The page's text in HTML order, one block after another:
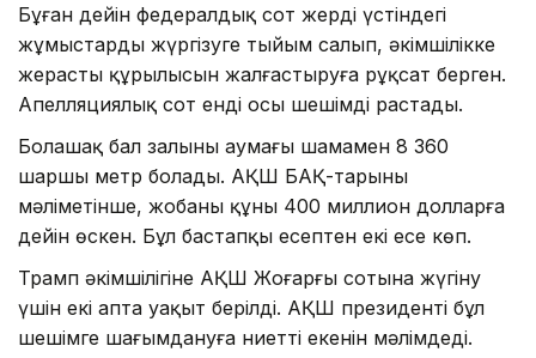
Бұған дейін федералдық сот жердің үстіндегі
жұмыстарды жүргізуге тыйым салып, әкімшілікке
жерасты құрылысын жалғастыруға рұқсат берген.
Апелляциялық сот енді осы шешімді растады.
Болашақ бал залының аумағы шамамен 8 360
шаршы метр болады. АҚШ БАҚ-тарының
мәліметінше, жобаның құны 400 миллион долларға
дейін өскен. Бұл бастапқы есептен екі есе көп.
Трамп әкімшілігіне АҚШ Жоғарғы сотына жүгіну
үшін екі апта уақыт берілді. АҚШ президенті бұл
шешімге шағымдануға ниетті екенін мәлімдеді.